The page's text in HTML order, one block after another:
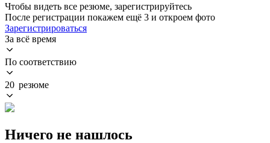
Чтобы видеть все резюме, зарегистрируйтесь
После регистрации покажем ещё 3 и откроем фото
Зарегистрироваться
За всё время
По соответствию
20 резюме
Ничего не нашлось